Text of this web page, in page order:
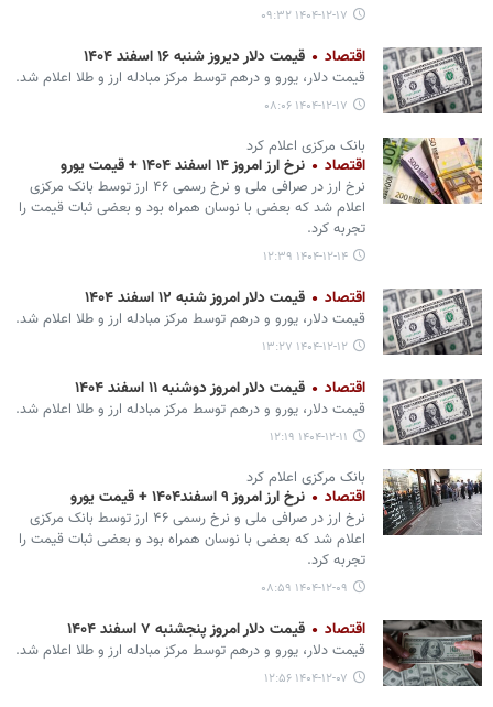
۱۴۰۴-۱۲-۱۷ ۰۹:۳۲
اقتصاد قیمت دلار دیروز شنبه ۱۶ اسفند ۱۴۰۴
قیمت دلار، یورو و درهم توسط مرکز مبادله ارز و طلا اعلام شد.
۱۴۰۴-۱۲-۱۷ ۰۸:۰۶
بانک مرکزی اعلام کرد
اقتصاد نرخ ارز امروز ۱۴ اسفند ۱۴۰۴ + قیمت یورو
نرخ ارز در صرافی ملی و نرخ رسمی ۴۶ ارز توسط بانک مرکزی
اعلام شد که بعضی با نوسان همراه بود و بعضی ثبات قیمت را
تجربه کرد.
۱۴۰۴-۱۲-۱۴ ۱۲:۳۹
اقتصاد قیمت دلار امروز شنبه ۱۲ اسفند ۱۴۰۴
قیمت دلار، یورو و درهم توسط مرکز مبادله ارز و طلا اعلام شد.
۱۴۰۴-۱۲-۱۲ ۱۳:۲۷
اقتصاد قیمت دلار امروز دوشنبه ۱۱ اسفند ۱۴۰۴
قیمت دلار، یورو و درهم توسط مرکز مبادله ارز و طلا اعلام شد.
۱۴۰۴-۱۲-۱۱ ۱۲:۱۹
بانک مرکزی اعلام کرد
اقتصاد نرخ ارز امروز ۹ اسفند۱۴۰۴ + قیمت یورو
نرخ ارز در صرافی ملی و نرخ رسمی ۴۶ ارز توسط بانک مرکزی
اعلام شد که بعضی با نوسان همراه بود و بعضی ثبات قیمت را
تجربه کرد.
۱۴۰۴-۱۲-۰۹ ۰۸:۵۹
اقتصاد قیمت دلار امروز پنجشنبه ۷ اسفند ۱۴۰۴
قیمت دلار، یورو و درهم توسط مرکز مبادله ارز و طلا اعلام شد.
۱۴۰۴-۱۲-۰۷ ۱۲:۵۶